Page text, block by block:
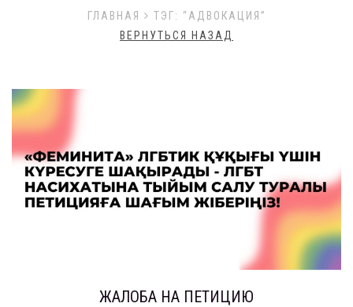
ГЛАВНАЯ
ТЭГ: “АДВОКАЦИЯ”
ВЕРНУТЬСЯ НАЗАД
ЖАЛОБА НА ПЕТИЦИЮ